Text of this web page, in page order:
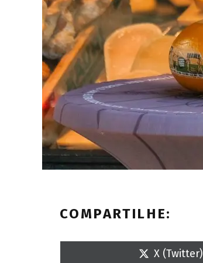
COMPARTILHE:
S
X (Twitter)